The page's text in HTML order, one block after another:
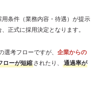
条件（業務内容・待遇）が提示
正式に採用決定となります。
考フローですが、 企業からの
ローが短縮されたり、
通過率が